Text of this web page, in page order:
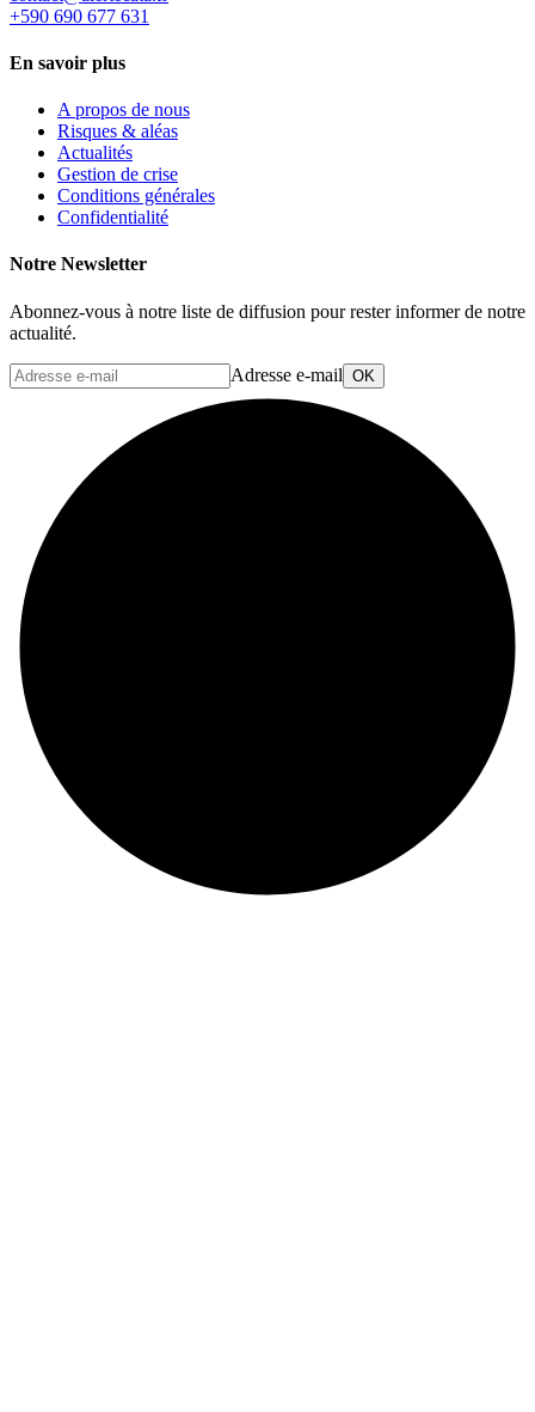
+590 690 677 631
En savoir plus
A propos de nous
Risques & aléas
Actualités
Gestion de crise
Conditions générales
Confidentialité
Notre Newsletter
Abonnez-vous à notre liste de diffusion pour rester informer de notre
actualité.
Adresse e-mail